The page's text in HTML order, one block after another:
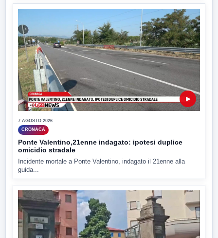
▶
7 AGOSTO 2026
CRONACA
Ponte Valentino,21enne indagato: ipotesi duplice
omicidio stradale
Incidente mortale a Ponte Valentino, indagato il 21enne alla
guida...